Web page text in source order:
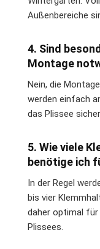
Außenbereiche
4. Sind
Montage
Nein, die
werden einfach
das Plissee
5. Wie viele
benötige ich
In der Regel
bis vier
daher optimal
Plissees.